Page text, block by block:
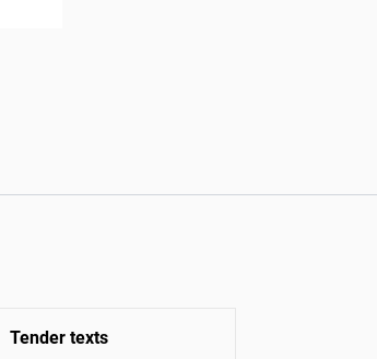
Tender texts